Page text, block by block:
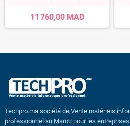
11 760,00 MAD
Techpro.ma société de Vente matériels
professionnel au Maroc pour les